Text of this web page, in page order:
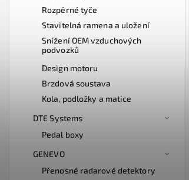
Rozpěrné tyče
Stavitelná ramena a uložení
Snížení OEM vzduchových
podvozků
Design motoru
Brzdová soustava
Kola, podložky a matice
DTE Systems
Pedal boxy
GENEVO
Přenosné radarové detektory